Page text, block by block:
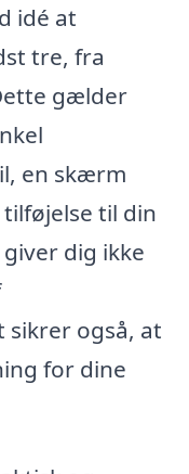
idé at
tre, fra
gælder
en skærm
til din
dig ikke
sikrer også, at
for dine